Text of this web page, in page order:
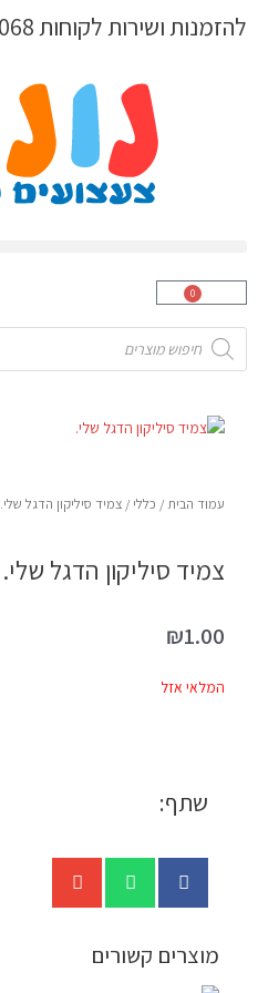
לתוכןלהזמנות ושירות לקוחות 058-4996068
0
עגלת
Products
search
עמוד הבית / כללי / צמיד סיליקון הדגל שלי.
צמיד סיליקון הדגל שלי.
₪1.00
המלאי אזל
שתף:
מוצרים קשורים